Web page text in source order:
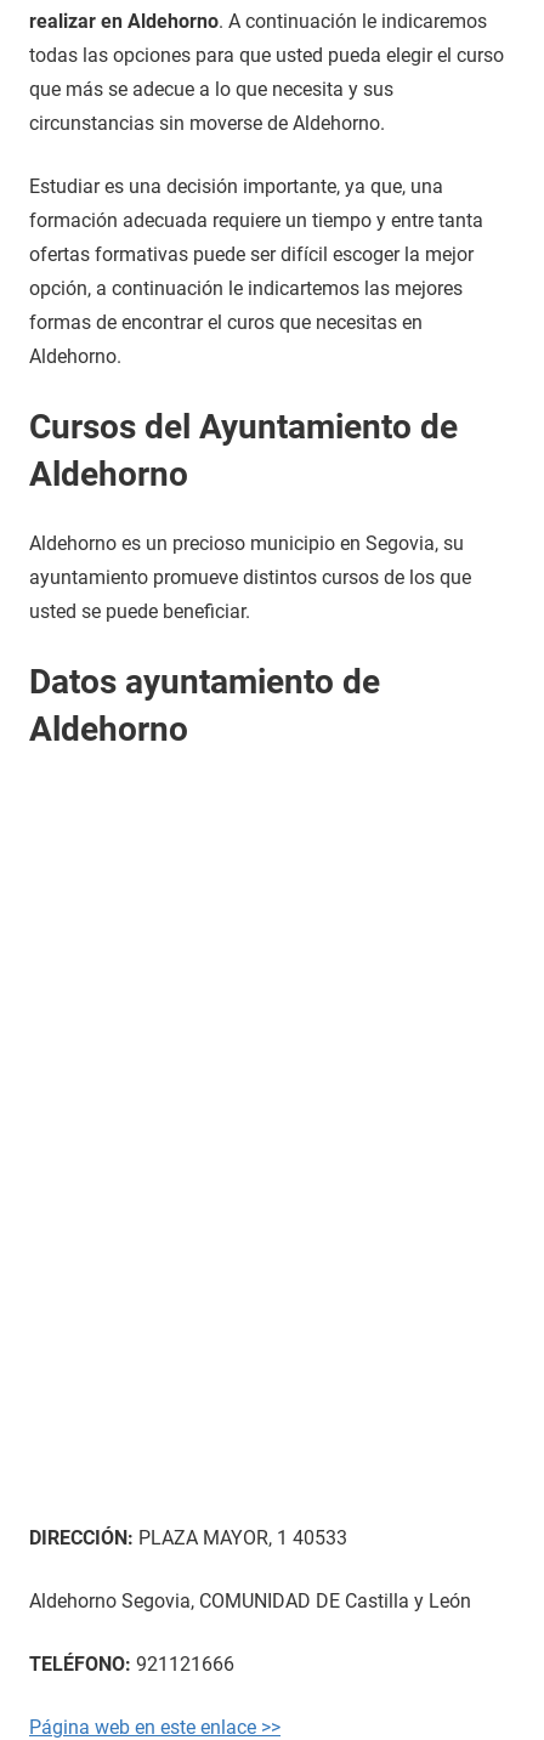
de
enero
2021
en
Segovia
realizar en Aldehorno. A continuación le indicaremos
todas las opciones para que usted pueda elegir el curso
que más se adecue a lo que necesita y sus
circunstancias sin moverse de Aldehorno.
Estudiar es una decisión importante, ya que, una
formación adecuada requiere un tiempo y entre tanta
ofertas formativas puede ser difícil escoger la mejor
opción, a continuación le indicartemos las mejores
formas de encontrar el curos que necesitas en
Aldehorno.
Cursos del Ayuntamiento de
Aldehorno
Aldehorno es un precioso municipio en Segovia, su
ayuntamiento promueve distintos cursos de los que
usted se puede beneficiar.
Datos ayuntamiento de
Aldehorno
DIRECCIÓN: PLAZA MAYOR, 1 40533
Aldehorno Segovia, COMUNIDAD DE Castilla y León
TELÉFONO: 921121666
Página web en este enlace >>